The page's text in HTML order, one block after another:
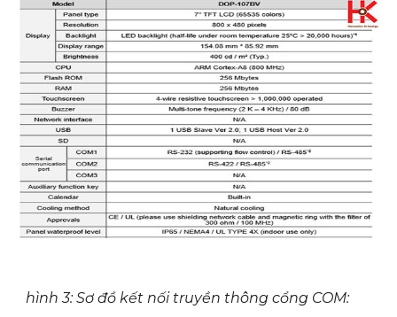
hình 3: Sơ đồ kết nối truyền thông cổng COM: